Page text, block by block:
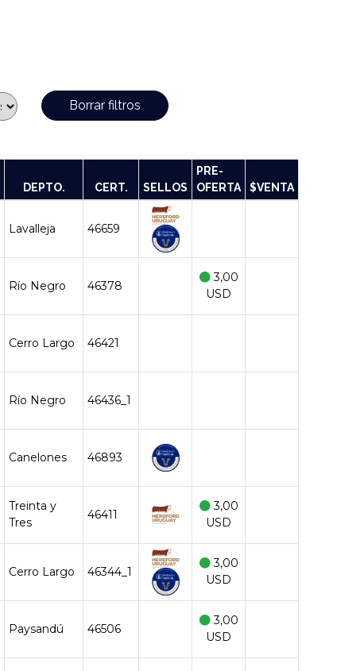
Borrar filtros
DEPTO. CERT. SELLOS
PRE-
OFERTA
$VENTA
Lavalleja 46659
Río Negro 46378
3,00
USD
Cerro Largo 46421
Río Negro 46436_1
Canelones 46893
Treinta y
Tres
46411
3,00
USD
Cerro Largo 46344_1
3,00
USD
Paysandú 46506
3,00
USD